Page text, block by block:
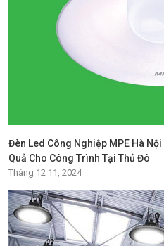
Đèn Led Công Nghiệp MPE Hà
Quả Cho Công Trình Tại Thủ Đô
Tháng 12 11, 2024